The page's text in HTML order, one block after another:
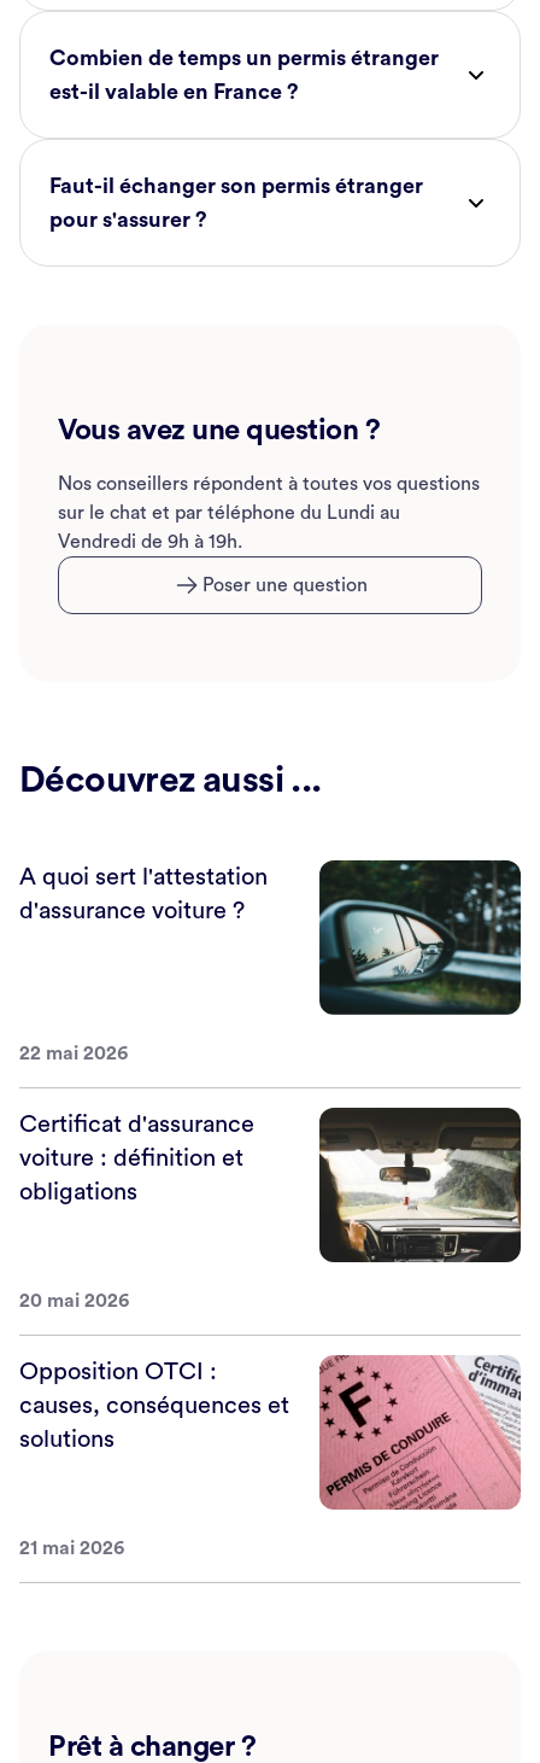
Combien de temps un permis étranger
est-il valable en France ?
Faut-il échanger son permis étranger
pour s'assurer ?
Vous avez une question ?
Nos conseillers répondent à toutes vos questions
sur le chat et par téléphone du Lundi au
Vendredi de 9h à 19h.
Poser une question
Découvrez aussi ...
A quoi sert l'attestation
d'assurance voiture ?
22 mai 2026
Certificat d'assurance
voiture : définition et
obligations
20 mai 2026
Opposition OTCI :
causes, conséquences et
solutions
21 mai 2026
Prêt à changer ?